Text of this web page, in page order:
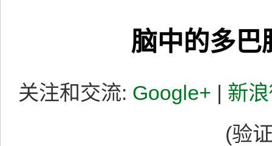
脑中的多巴
关注和交流: Google+ | 新
(验